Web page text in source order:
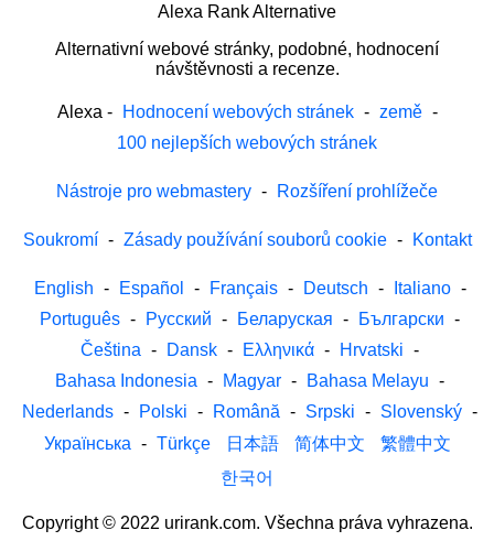
Alexa Rank Alternative
Alternativní webové stránky, podobné, hodnocení
návštěvnosti a recenze.
Alexa - Hodnocení webových stránek - země -
100 nejlepších webových stránek
Nástroje pro webmastery - Rozšíření prohlížeče
Soukromí - Zásady používání souborů cookie - Kontakt
English - Español - Français - Deutsch - Italiano -
Português - Русский - Беларуская - Български -
Čeština - Dansk - Ελληνικά - Hrvatski -
Bahasa Indonesia - Magyar - Bahasa Melayu -
Nederlands - Polski - Română - Srpski - Slovenský -
Українська - Türkçe 日本語 简体中文
繁體中文
한국어
Copyright © 2022 urirank.com. Všechna práva vyhrazena.